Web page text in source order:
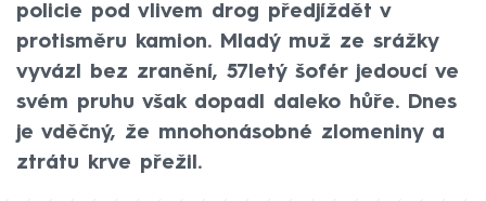
policie pod vlivem drog předjíždět v
protisměru kamion. Mladý muž ze srážky
vyvázl bez zranění, 57letý šofér jedoucí ve
svém pruhu však dopadl daleko hůře. Dnes
je vděčný, že mnohonásobné zlomeniny a
ztrátu krve přežil.